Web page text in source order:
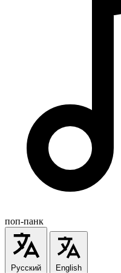
поп-панк
Русский English